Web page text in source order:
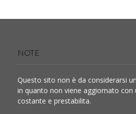
NOTE
Questo sito non è da considerarsi
in quanto non viene aggiornato con
costante e prestabilita.